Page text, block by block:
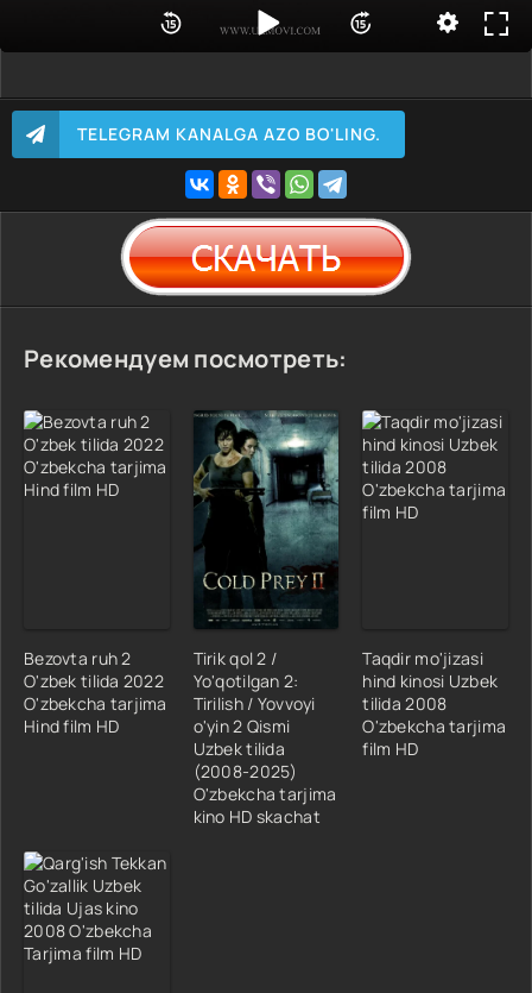
TELEGRAM KANALGA AZO BO'LING.
Рекомендуем посмотреть:
Bezovta ruh 2
O'zbek tilida 2022
O'zbekcha tarjima
Hind film HD
Tirik qol 2 /
Yo'qotilgan 2:
Tirilish / Yovvoyi
o'yin 2 Qismi
Uzbek tilida
(2008-2025)
O'zbekcha tarjima
kino HD skachat
Taqdir mo'jizasi
hind kinosi Uzbek
tilida 2008
O'zbekcha tarjima
film HD